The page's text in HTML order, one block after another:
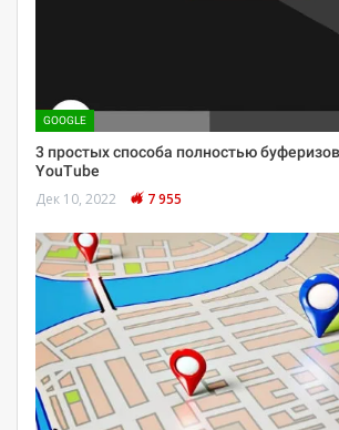
GOOGLE
3 простых способа полностью
YouTube
Дек 10, 2022 7 955